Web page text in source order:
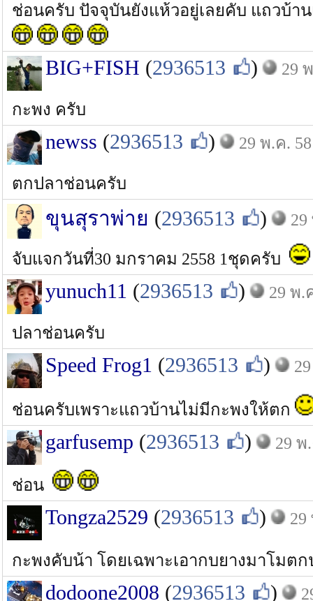
ช่อนครับ ปัจจุบันยังแห้วอยู่เลยคับ แถวบ้า
BIG+FISH (2936513 ) 29
กะพง ครับ
newss (2936513 ) 29 พ.ค. 58
ตกปลาช่อนครับ
ขุนสุราพ่าย (2936513 ) 29
จับแจกวันที่30 มกราคม 2558 1ชุดครับ
yunuch11 (2936513 ) 29 พ.
ปลาช่อนครับ
Speed Frog1 (2936513 )
ช่อนครับเพราะแถวบ้านไม่มีกะพงให้ตก
garfusemp (2936513 ) 29 พ
ช่อน
Tongza2529 (2936513 ) 29
กะพงคับน้า โดยเฉพาะเอากบยางมาโมต
dodoone2008 (2936513 )